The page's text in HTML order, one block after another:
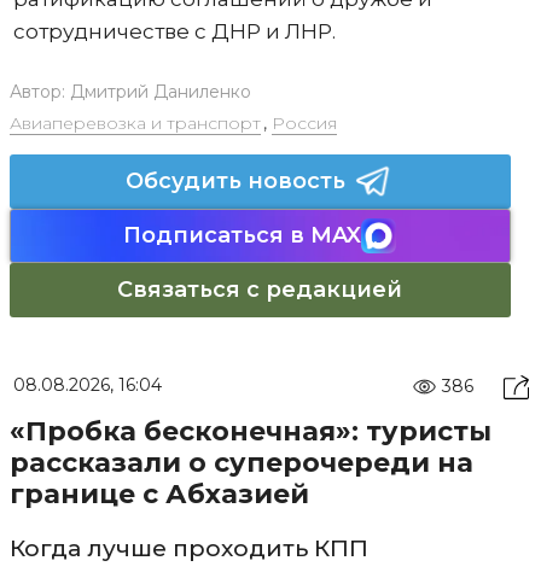
сотрудничестве с ДНР и ЛНР.
Автор: Дмитрий Даниленко
Авиаперевозка и транспорт, Россия
Обсудить новость
Подписаться в MAX
Связаться с редакцией
08.08.2026, 16:04 386
«Пробка бесконечная»: туристы
рассказали о суперочереди на
границе с Абхазией
Когда лучше проходить КПП